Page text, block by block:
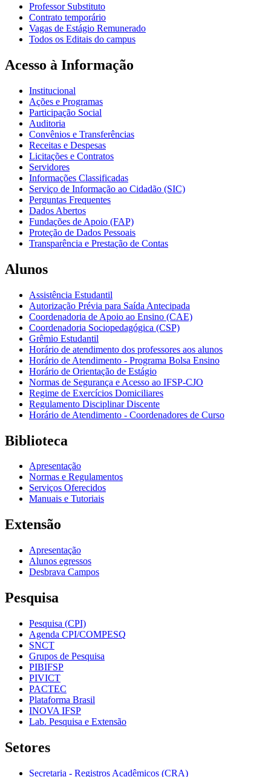
Professor Substituto
Contrato temporário
Vagas de Estágio Remunerado
Todos os Editais do campus
Acesso à Informação
Institucional
Ações e Programas
Participação Social
Auditoria
Convênios e Transferências
Receitas e Despesas
Licitações e Contratos
Servidores
Informações Classificadas
Serviço de Informação ao Cidadão (SIC)
Perguntas Frequentes
Dados Abertos
Fundações de Apoio (FAP)
Proteção de Dados Pessoais
Transparência e Prestação de Contas
Alunos
Assistência Estudantil
Autorização Prévia para Saída Antecipada
Coordenadoria de Apoio ao Ensino (CAE)
Coordenadoria Sociopedagógica (CSP)
Grêmio Estudantil
Horário de atendimento dos professores aos alunos
Horário de Atendimento - Programa Bolsa Ensino
Horário de Orientação de Estágio
Normas de Segurança e Acesso ao IFSP-CJO
Regime de Exercícios Domiciliares
Regulamento Disciplinar Discente
Horário de Atendimento - Coordenadores de Curso
Biblioteca
Apresentação
Normas e Regulamentos
Serviços Oferecidos
Manuais e Tutoriais
Extensão
Apresentação
Alunos egressos
Desbrava Campos
Pesquisa
Pesquisa (CPI)
Agenda CPI/COMPESQ
SNCT
Grupos de Pesquisa
PIBIFSP
PIVICT
PACTEC
Plataforma Brasil
INOVA IFSP
Lab. Pesquisa e Extensão
Setores
Secretaria - Registros Acadêmicos (CRA)